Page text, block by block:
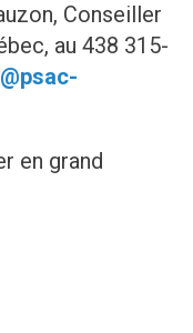
Conseiller
au 438 315-
en grand